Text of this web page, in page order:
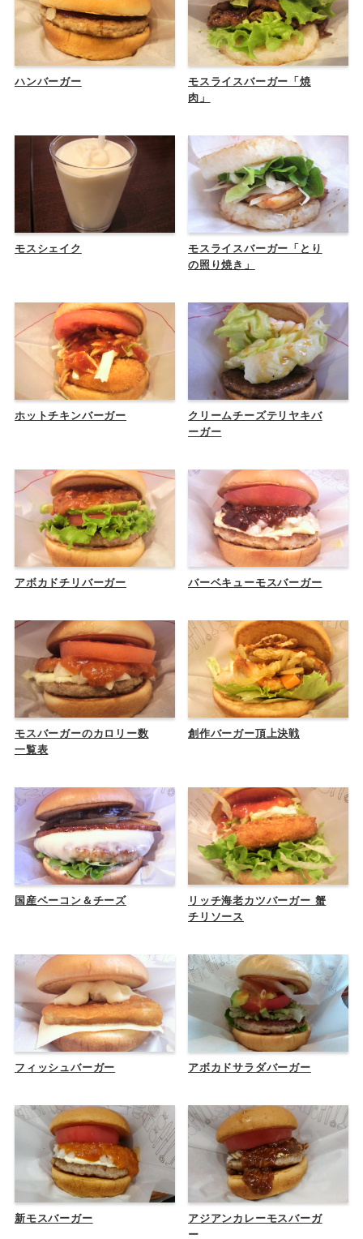
ハンバーガー
モスライスバーガー「焼
肉」
モスシェイク
モスライスバーガー「とり
の照り焼き」
ホットチキンバーガー
クリームチーズテリヤキバ
ーガー
アボカドチリバーガー バーベキューモスバーガー
モスバーガーのカロリー数
一覧表
創作バーガー頂上決戦
国産ベーコン＆チーズ
リッチ海老カツバーガー 蟹
チリソース
フィッシュバーガー アボカドサラダバーガー
新モスバーガー
アジアンカレーモスバーガ
ー